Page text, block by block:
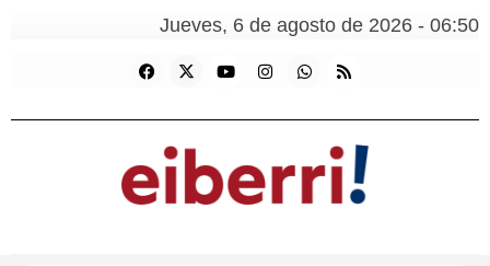
Jueves, 6 de agosto de 2026 - 06:50